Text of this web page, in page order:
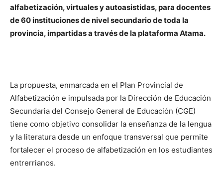
alfabetización, virtuales y autoasistidas, para docentes
de 60 instituciones de nivel secundario de toda la
provincia, impartidas a través de la plataforma Atama.
La propuesta, enmarcada en el Plan Provincial de
Alfabetización e impulsada por la Dirección de Educación
Secundaria del Consejo General de Educación (CGE)
tiene como objetivo consolidar la enseñanza de la lengua
y la literatura desde un enfoque transversal que permite
fortalecer el proceso de alfabetización en los estudiantes
entrerrianos.